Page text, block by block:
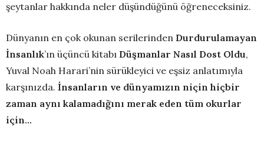
şeytanlar hakkında neler düşündüğünü öğreneceksiniz.
Dünyanın en çok okunan serilerinden Durdurulamayan
İnsanlık’ın üçüncü kitabı Düşmanlar Nasıl Dost Oldu,
Yuval Noah Harari’nin sürükleyici ve eşsiz anlatımıyla
karşınızda. İnsanların ve dünyamızın niçin hiçbir
zaman aynı kalamadığını merak eden tüm okurlar
için…